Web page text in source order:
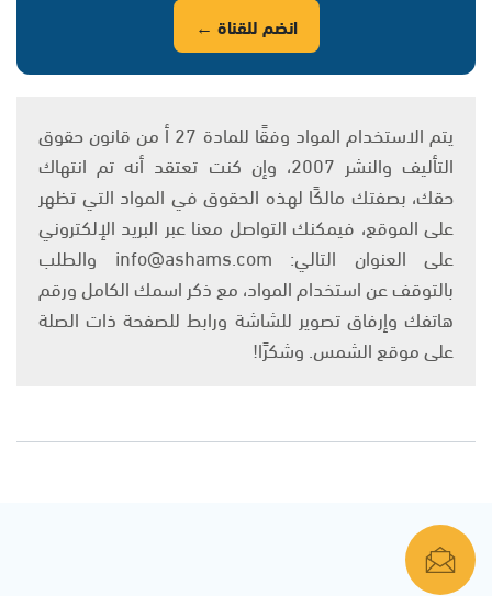
انضم للقناة ←
يتم الاستخدام المواد وفقًا للمادة 27 أ من قانون حقوق
التأليف والنشر 2007، وإن كنت تعتقد أنه تم انتهاك
حقك، بصفتك مالكًا لهذه الحقوق في المواد التي تظهر
على الموقع، فيمكنك التواصل معنا عبر البريد الإلكتروني
على العنوان التالي: info@ashams.com والطلب
بالتوقف عن استخدام المواد، مع ذكر اسمك الكامل ورقم
هاتفك وإرفاق تصوير للشاشة ورابط للصفحة ذات الصلة
على موقع الشمس. وشكرًا!